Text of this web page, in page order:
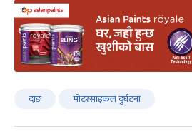
दाङ मोटरसाइकल दुर्घटना